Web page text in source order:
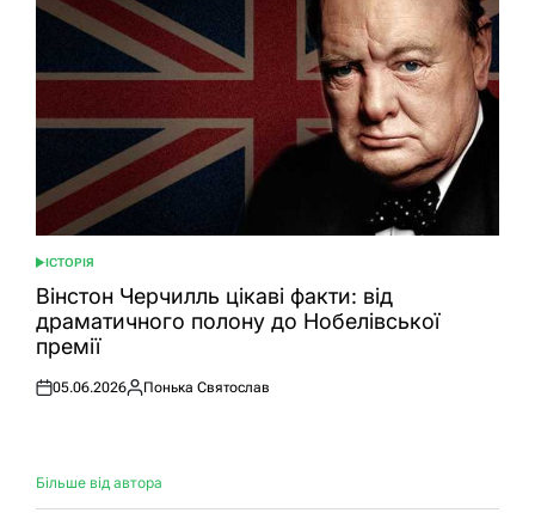
ОПУБЛІКУВАТИ
У
ІСТОРІЯ
Вінстон Черчилль цікаві факти: від
драматичного полону до Нобелівської
премії
Оприлюднено
05.06.2026
Опубліковано
Понька Святослав
Більше від автора